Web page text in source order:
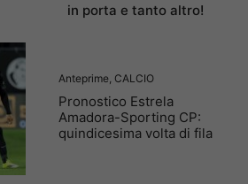
in porta e tanto altro!
Anteprime, CALCIO
Pronostico Estrela
Amadora-Sporting CP:
quindicesima volta di fila